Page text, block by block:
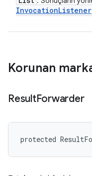
InvocationListener
Korunan
ResultForwarder
protected